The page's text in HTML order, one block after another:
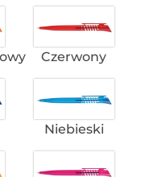
Czerwony
Niebieski